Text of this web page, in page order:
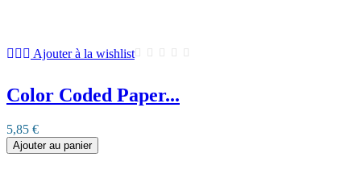
Ajouter à la wishlist
Color Coded Paper...
5,85 €
Ajouter au panier